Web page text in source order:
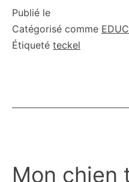
Publié le
Catégorisé comme
Étiqueté teckel
Mon chien